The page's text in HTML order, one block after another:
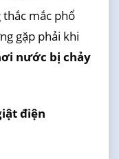
thắc mắc phổ
gặp phải khi
nước bị chảy
điện